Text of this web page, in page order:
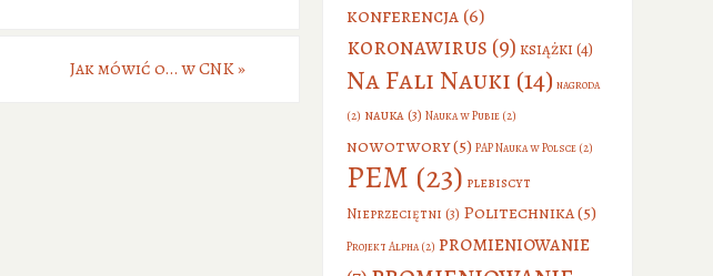
Jak mówić o… w CNK»
konferencja(6)
koronawirus (9) książki (4)
Na Fali Nauki (14) nagroda
(2) nauka(3) Nauka w Pubie(2)
nowotwory(5) PAP Nauka w Polsce(2)
PEM (23) plebiscyt
Nieprzeciętni (3) Politechnika(5)
Projekt Alpha(2) promieniowanie